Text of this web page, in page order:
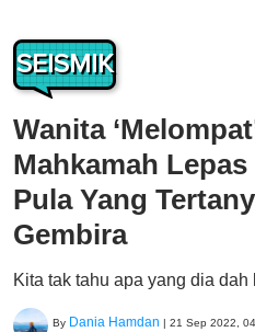
SEISMIK
Wanita
Mahkamah
Pula Yang
Gembira
Kita tak tahu apa yang dia dah
By Dania Hamdan | 21 Sep 2022,